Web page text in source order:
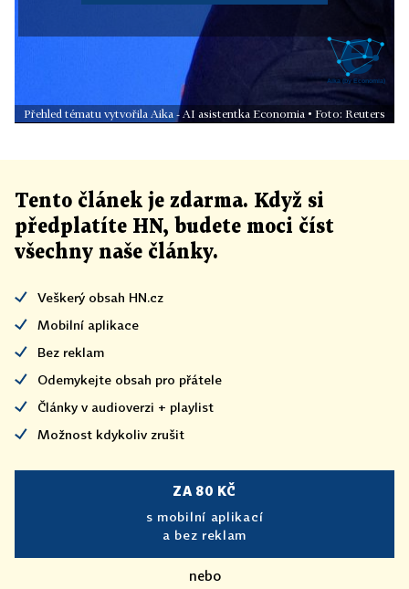
Přehled tématu vytvořila Aika - AI asistentka Economia • Foto: Reuters
Tento článek je zdarma. Když si
předplatíte HN, budete moci číst
všechny naše články.
Veškerý obsah HN.cz
Mobilní aplikace
Bez reklam
Odemykejte obsah pro přátele
Články v audioverzi + playlist
Možnost kdykoliv zrušit
ZA 80 KČ
s mobilní aplikací
a bez reklam
nebo